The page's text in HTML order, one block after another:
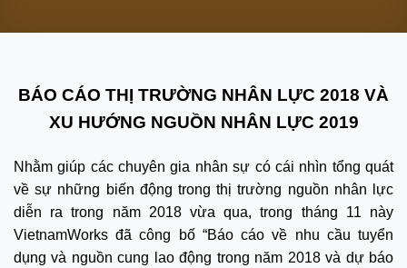
BÁO CÁO THỊ TRƯỜNG NHÂN LỰC 2018 VÀ
XU HƯỚNG NGUỒN NHÂN LỰC 2019
Nhằm giúp các chuyên gia nhân sự có cái nhìn tổng quát
về sự những biến động trong thị trường nguồn nhân lực
diễn ra trong năm 2018 vừa qua, trong tháng 11 này
VietnamWorks đã công bố “Báo cáo về nhu cầu tuyển
dụng và nguồn cung lao động trong năm 2018 và dự báo